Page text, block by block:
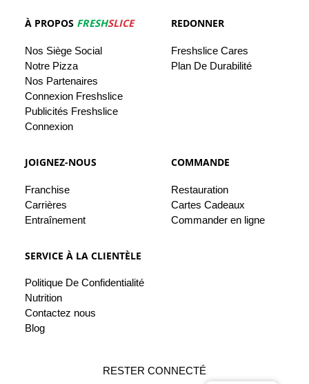
À PROPOS FRESHSLICE
Nos Siège Social
Notre Pizza
Nos Partenaires
Connexion Freshslice
Publicités Freshslice
Connexion
REDONNER
Freshslice Cares
Plan De Durabilité
JOIGNEZ-NOUS
Franchise
Carrières
Entraînement
COMMANDE
Restauration
Cartes Cadeaux
Commander en ligne
SERVICE À LA CLIENTÈLE
Politique De Confidentialité
Nutrition
Contactez nous
Blog
RESTER CONNECTÉ